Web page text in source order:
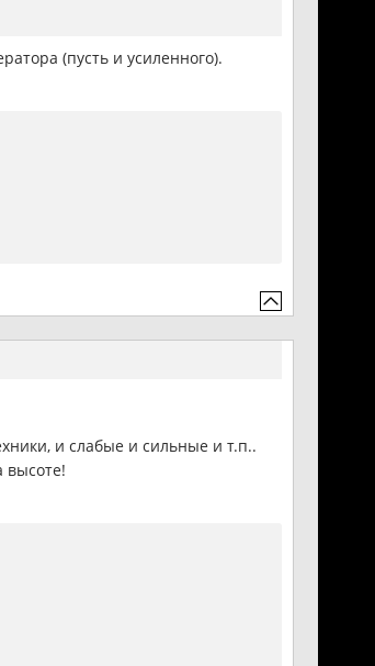
(пусть и усиленного).
и слабые и сильные и т.п..
высоте!